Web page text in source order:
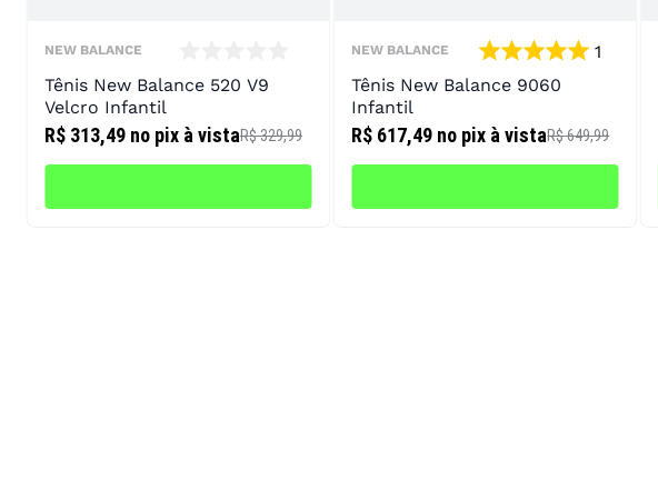
NEW BALANCE
Tênis New Balance 520 V9
Velcro Infantil
R$ 313,49 no pix à vistaR$ 329,99
NEW BALANCE
1
Tênis New Balance 9060
Infantil
R$ 617,49 no pix à vistaR$ 649,99